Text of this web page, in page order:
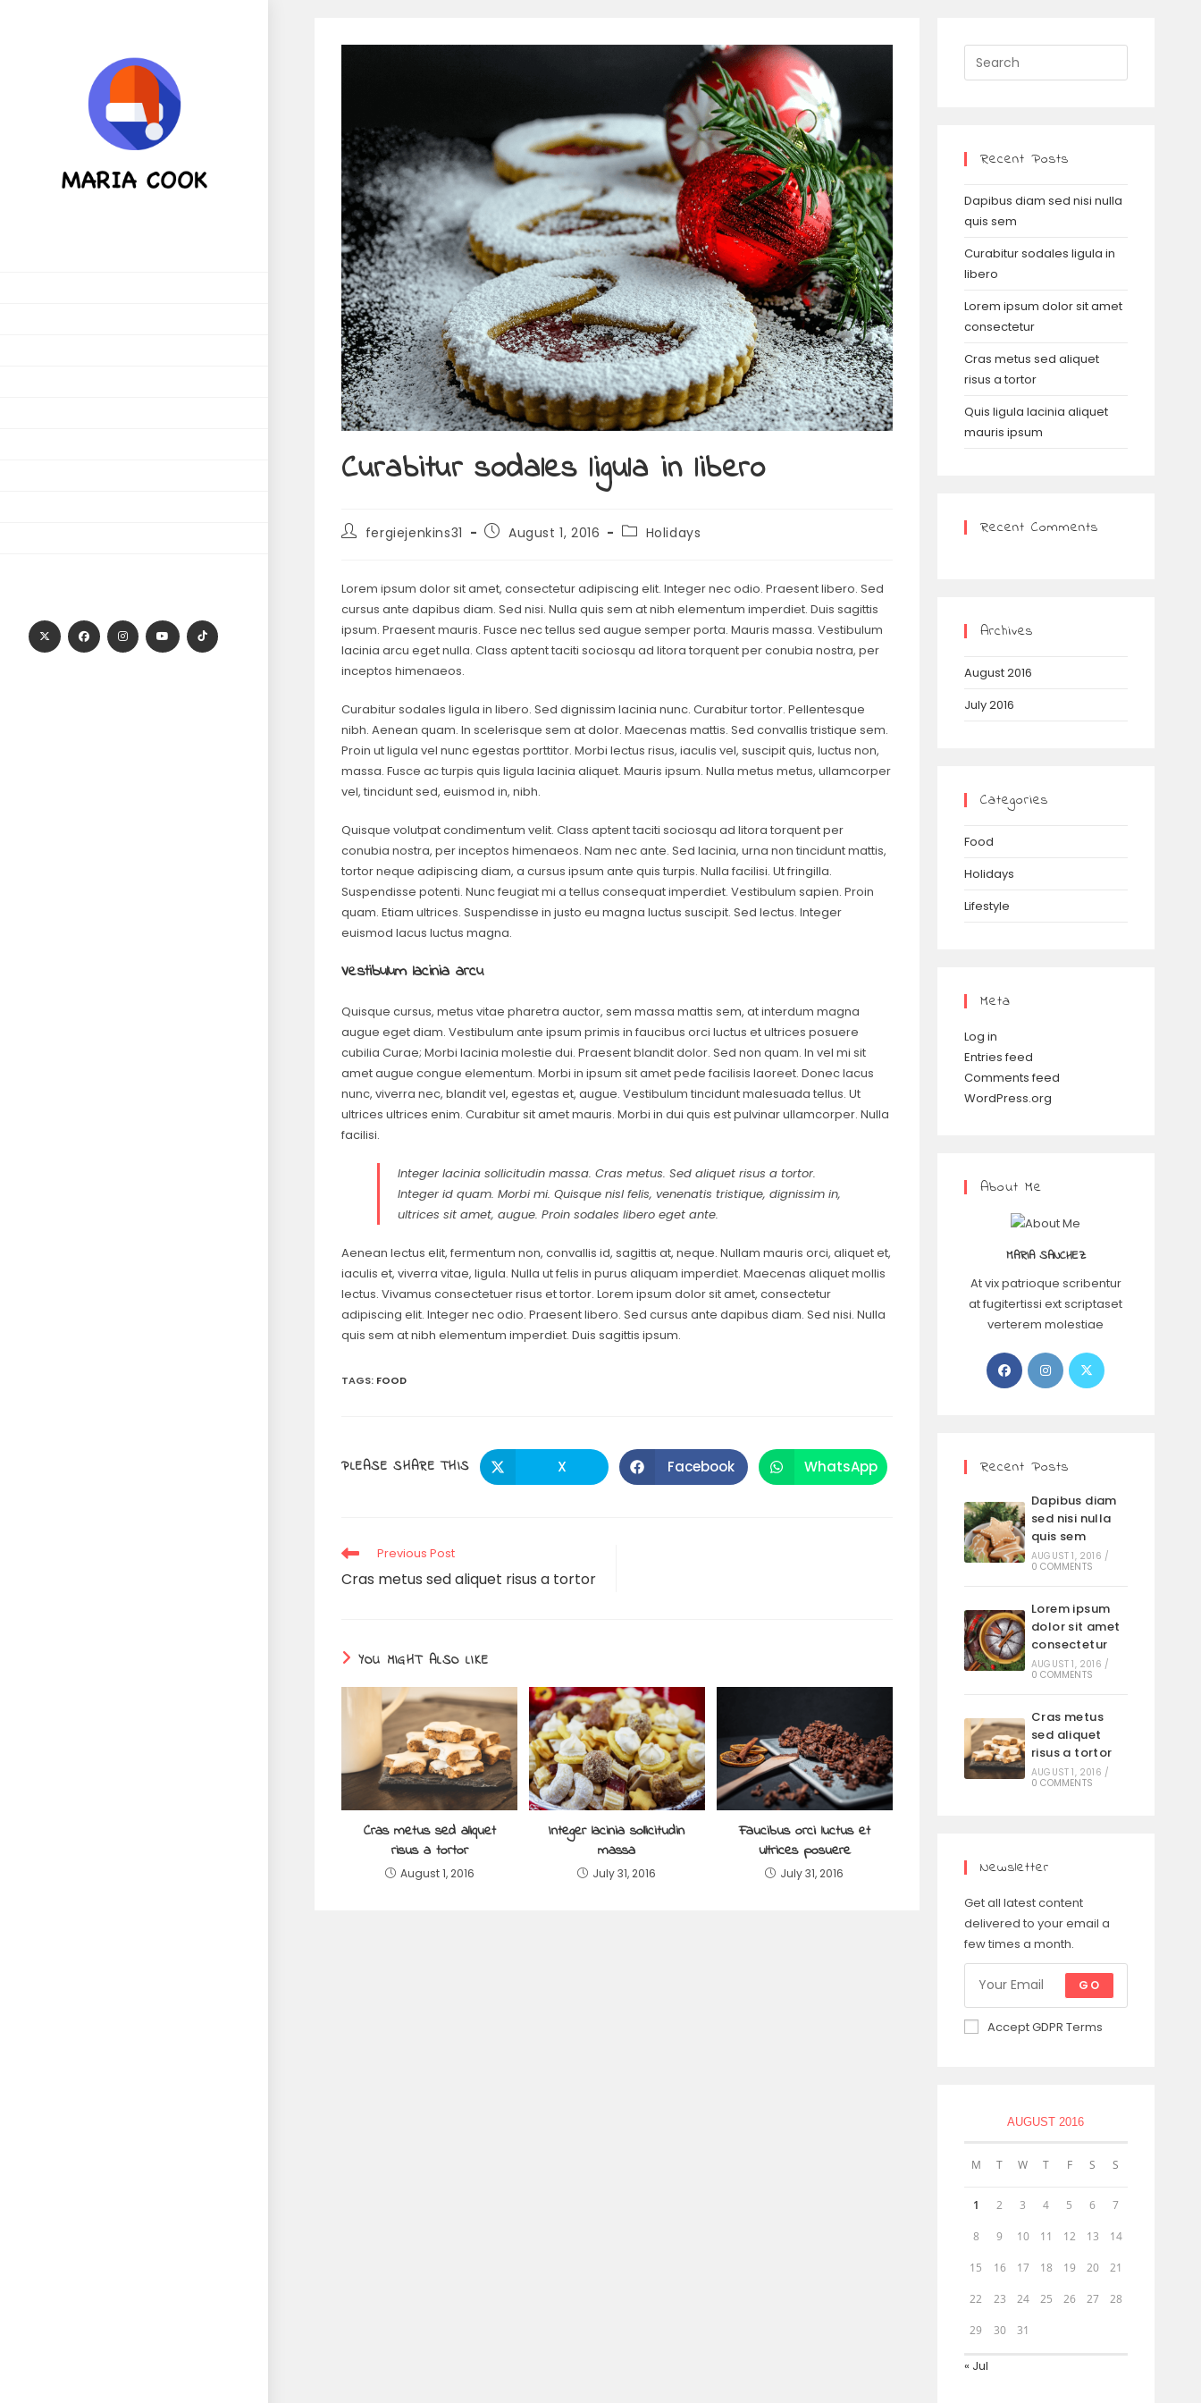
Curabitur sodales ligula in libero
fergiejenkins31 August 1, 2016 Holidays
Lorem ipsum dolor sit amet, consectetur adipiscing elit. Integer nec odio. Praesent libero. Sed
cursus ante dapibus diam. Sed nisi. Nulla quis sem at nibh elementum imperdiet. Duis sagittis
ipsum. Praesent mauris. Fusce nec tellus sed augue semper porta. Mauris massa. Vestibulum
lacinia arcu eget nulla. Class aptent taciti sociosqu ad litora torquent per conubia nostra, per
inceptos himenaeos.
Curabitur sodales ligula in libero. Sed dignissim lacinia nunc. Curabitur tortor. Pellentesque
nibh. Aenean quam. In scelerisque sem at dolor. Maecenas mattis. Sed convallis tristique sem.
Proin ut ligula vel nunc egestas porttitor. Morbi lectus risus, iaculis vel, suscipit quis, luctus non,
massa. Fusce ac turpis quis ligula lacinia aliquet. Mauris ipsum. Nulla metus metus, ullamcorper
vel, tincidunt sed, euismod in, nibh.
Quisque volutpat condimentum velit. Class aptent taciti sociosqu ad litora torquent per
conubia nostra, per inceptos himenaeos. Nam nec ante. Sed lacinia, urna non tincidunt mattis,
tortor neque adipiscing diam, a cursus ipsum ante quis turpis. Nulla facilisi. Ut fringilla.
Suspendisse potenti. Nunc feugiat mi a tellus consequat imperdiet. Vestibulum sapien. Proin
quam. Etiam ultrices. Suspendisse in justo eu magna luctus suscipit. Sed lectus. Integer
euismod lacus luctus magna.
Vestibulum lacinia arcu
Quisque cursus, metus vitae pharetra auctor, sem massa mattis sem, at interdum magna
augue eget diam. Vestibulum ante ipsum primis in faucibus orci luctus et ultrices posuere
cubilia Curae; Morbi lacinia molestie dui. Praesent blandit dolor. Sed non quam. In vel mi sit
amet augue congue elementum. Morbi in ipsum sit amet pede facilisis laoreet. Donec lacus
nunc, viverra nec, blandit vel, egestas et, augue. Vestibulum tincidunt malesuada tellus. Ut
ultrices ultrices enim. Curabitur sit amet mauris. Morbi in dui quis est pulvinar ullamcorper. Nulla
facilisi.
Integer lacinia sollicitudin massa. Cras metus. Sed aliquet risus a tortor.
Integer id quam. Morbi mi. Quisque nisl felis, venenatis tristique, dignissim in,
ultrices sit amet, augue. Proin sodales libero eget ante.
Aenean lectus elit, fermentum non, convallis id, sagittis at, neque. Nullam mauris orci, aliquet et,
iaculis et, viverra vitae, ligula. Nulla ut felis in purus aliquam imperdiet. Maecenas aliquet mollis
lectus. Vivamus consectetuer risus et tortor. Lorem ipsum dolor sit amet, consectetur
adipiscing elit. Integer nec odio. Praesent libero. Sed cursus ante dapibus diam. Sed nisi. Nulla
quis sem at nibh elementum imperdiet. Duis sagittis ipsum.
TAGS: FOOD
PLEASE SHARE THIS X Facebook WhatsApp
Previous Post
Cras metus sed aliquet risus a tortor
YOU MIGHT ALSO LIKE
Cras metus sed aliquet
risus a tortor
August 1, 2016
Integer lacinia sollicitudin
massa
July 31, 2016
Faucibus orci luctus et
ultrices posuere
July 31, 2016
Recent Posts
Dapibus diam sed nisi nulla
quis sem
Curabitur sodales ligula in
libero
Lorem ipsum dolor sit amet
consectetur
Cras metus sed aliquet
risus a tortor
Quis ligula lacinia aliquet
mauris ipsum
Recent Comments
Archives
August 2016
July 2016
Categories
Food
Holidays
Lifestyle
Meta
Log in
Entries feed
Comments feed
WordPress.org
About Me
MARIA SANCHEZ
At vix patrioque scribentur
at fugitertissi ext scriptaset
verterem molestiae
Recent Posts
Dapibus diam
sed nisi nulla
quis sem
AUGUST 1, 2016 /
0 COMMENTS
Lorem ipsum
dolor sit amet
consectetur
AUGUST 1, 2016 /
0 COMMENTS
Cras metus
sed aliquet
risus a tortor
AUGUST 1, 2016 /
0 COMMENTS
Newsletter
Get all latest content
delivered to your email a
few times a month.
GO
Accept GDPR Terms
AUGUST 2016
M T W T F S S
1 2 3 4 5 6 7
8 9 10 11 12 13 14
15 16 17 18 19 20 21
22 23 24 25 26 27 28
29 30 31
« Jul